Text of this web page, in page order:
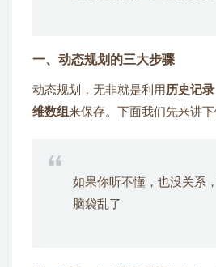
一、动态规划的三大步骤
动态规划，无非就是利用 历史记录
维数组 来保存。下面我们先来讲
如果你听不懂，也没关系
脑袋乱了